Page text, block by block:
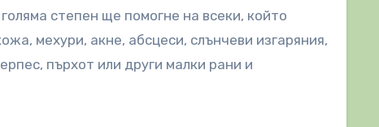
степен ще помогне на всеки, който
мехури, акне, абсцеси, слънчеви изгаряния,
пърхот или други малки рани и